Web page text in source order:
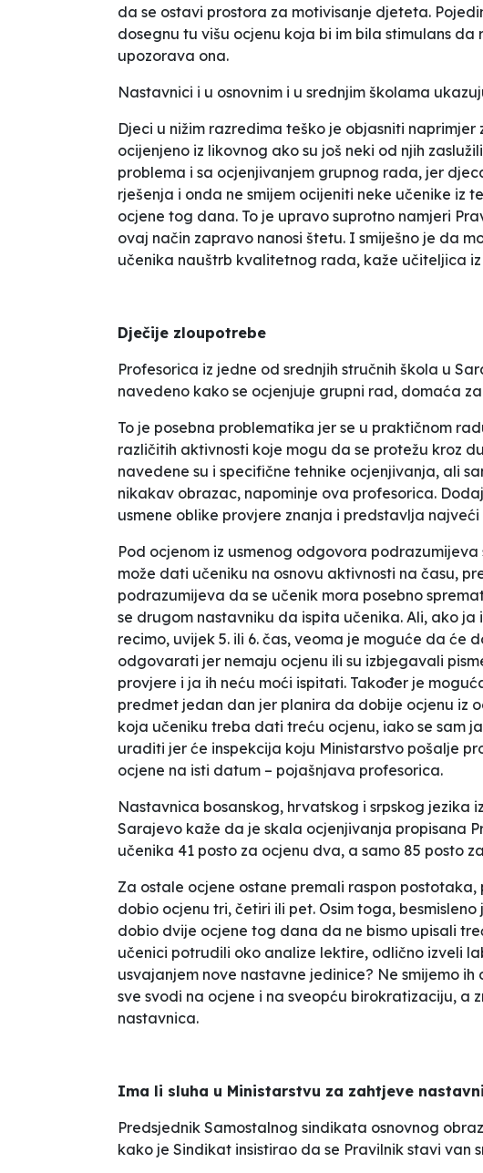
da se ostavi prostora za motivisanje djeteta.
dosegnu tu višu ocjenu koja bi im bila stimulans
upozorava ona.
Nastavnici i u osnovnim i u srednjim školama
Djeci u nižim razredima teško je objasniti
ocijenjeno iz likovnog ako su još neki od njih
problema i sa ocjenjivanjem grupnog rada, jer
rješenja i onda ne smijem ocijeniti neke učenike iz
ocjene tog dana. To je upravo suprotno namjeri
ovaj način zapravo nanosi štetu. I smiješno je da
učenika nauštrb kvalitetnog rada, kaže učiteljica
Dječije zloupotrebe
Profesorica iz jedne od srednjih stručnih škola u
navedeno kako se ocjenjuje grupni rad, domaća
To je posebna problematika jer se u praktičnom
različitih aktivnosti koje mogu da se protežu kroz
navedene su i specifične tehnike ocjenjivanja, ali
nikakav obrazac, napominje ova profesorica.
usmene oblike provjere znanja i predstavlja
Pod ocjenom iz usmenog odgovora
može dati učeniku na osnovu aktivnosti na času,
podrazumijeva da se učenik mora posebno
se drugom nastavniku da ispita učenika. Ali, ako
recimo, uvijek 5. ili 6. čas, veoma je moguće da će
odgovarati jer nemaju ocjenu ili su izbjegavali
provjere i ja ih neću moći ispitati. Također je
predmet jedan dan jer planira da dobije ocjenu iz
koja učeniku treba dati treću ocjenu, iako se sam
uraditi jer će inspekcija koju Ministarstvo pošalje
ocjene na isti datum – pojašnjava profesorica.
Nastavnica bosanskog, hrvatskog i srpskog jezika
Sarajevo kaže da je skala ocjenjivanja propisana
učenika 41 posto za ocjenu dva, a samo 85 posto
Za ostale ocjene ostane premali raspon
dobio ocjenu tri, četiri ili pet. Osim toga,
dobio dvije ocjene tog dana da ne bismo upisali
učenici potrudili oko analize lektire, odlično izveli
usvajanjem nove nastavne jedinice? Ne smijemo
sve svodi na ocjene i na sveopću birokratizaciju, a
nastavnica.
Ima li sluha u Ministarstvu za zahtjeve
Predsjednik Samostalnog sindikata osnovnog
kako je Sindikat insistirao da se Pravilnik stavi van